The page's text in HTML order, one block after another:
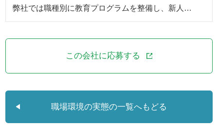
弊社では職種別に教育プログラムを整備し、新人…
この会社に応募する
職場環境の実態の一覧へもどる